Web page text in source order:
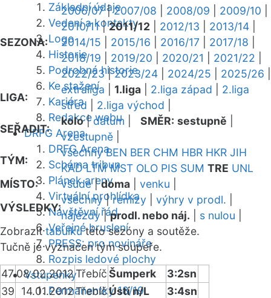
Základní údaje
Vedení a kontakty
Logo
Historie
Podrobná historie
Ke stažení
Kariéra
Redakce webu
DRFG Arena
DRFG Arena
Schéma tribun
Plánek areny
Virtuální prohlídka
Návštěvní řád
Veřejné bruslení
PRESS: pro novináře
Rozpis ledové plochy
Vstupenky
Permanentky 18/19
SEZONA:
2006/07|2007/08 2008/09 2009/10
2010/11|2011/12 2012/13 2013/14
2014/15
2015/16 2016/17 2017/18
2018/19
2019/20 2020/21 2021/22
2022/23|2023/24 2024/25 2025/26
LIGA:
extraliga 1.liga 2.liga západ
2.liga
střed
2.liga východ
SEŘADIT:
kolo|datum SMĚR: sestupně
vzestupně
TÝM:
všechny BEN BER CHM HBR HKR JIH
KAD LTM MST OLO PIS SUM TRE UNL
MÍSTO:
všude|doma venku
VÝSLEDKY:
všechny|remízy výhry v prodl.
nájezdy|prodl. nebo náj. s nulou
Zobrazittabulkutéto sezóny a soutěže.
Tučně je vyznačen tým soupeře.
4708.02.2012TřebíčŠumperk
3:2sn
39
14.01.2012TřebíčÚstí n/L
3:4sn